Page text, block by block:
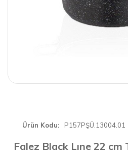
Ürün Kodu P157PŞÜ.13004.01
Falez Black Lıne 22